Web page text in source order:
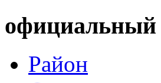
официальный
Район